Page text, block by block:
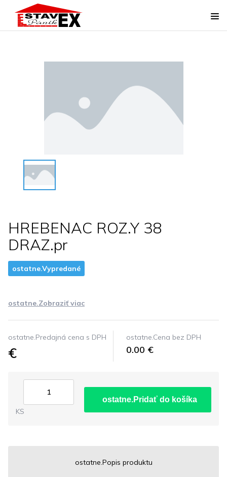
HREBENAC ROZ.Y 38
DRAZ.pr
ostatne.Vypredané
ostatne.Zobraziť viac
ostatne.Predajná cena s DPH
€
ostatne.Cena bez DPH
0.00 €
KS
ostatne.Pridať do košíka
ostatne.Popis produktu